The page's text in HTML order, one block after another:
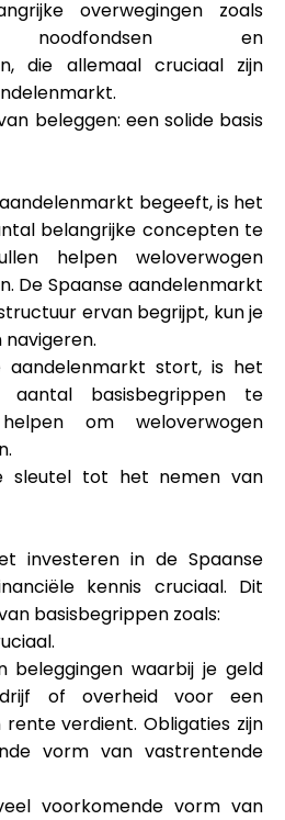
Hulp
krijgen
+372 712 2955
overwegingen zoals
noodfondsen en
die allemaal cruciaal zijn
beleggen: een solide basis
begeeft, is het
belangrijke concepten te
helpen weloverwogen
De Spaanse aandelenmarkt
ervan begrijpt, kun je
stort, is het
basisbegrippen te
om weloverwogen
sleutel tot het nemen van
investeren in de Spaanse
kennis cruciaal. Dit
basisbegrippen zoals:
beleggingen waarbij je geld
of overheid voor een
verdient. Obligaties zijn
vorm van vastrentende
voorkomende vorm van